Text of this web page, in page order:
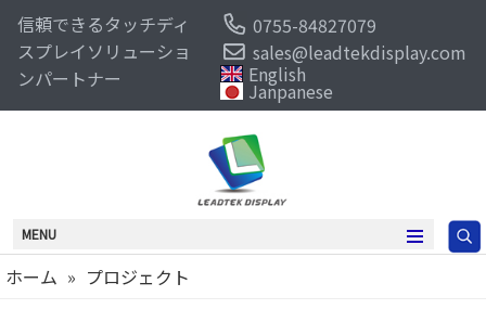
信頼できるタッチディ
スプレイソリューショ
ンパートナー
0755-84827079
sales@leadtekdisplay.com
English
Janpanese
MENU
ホーム » プロジェクト